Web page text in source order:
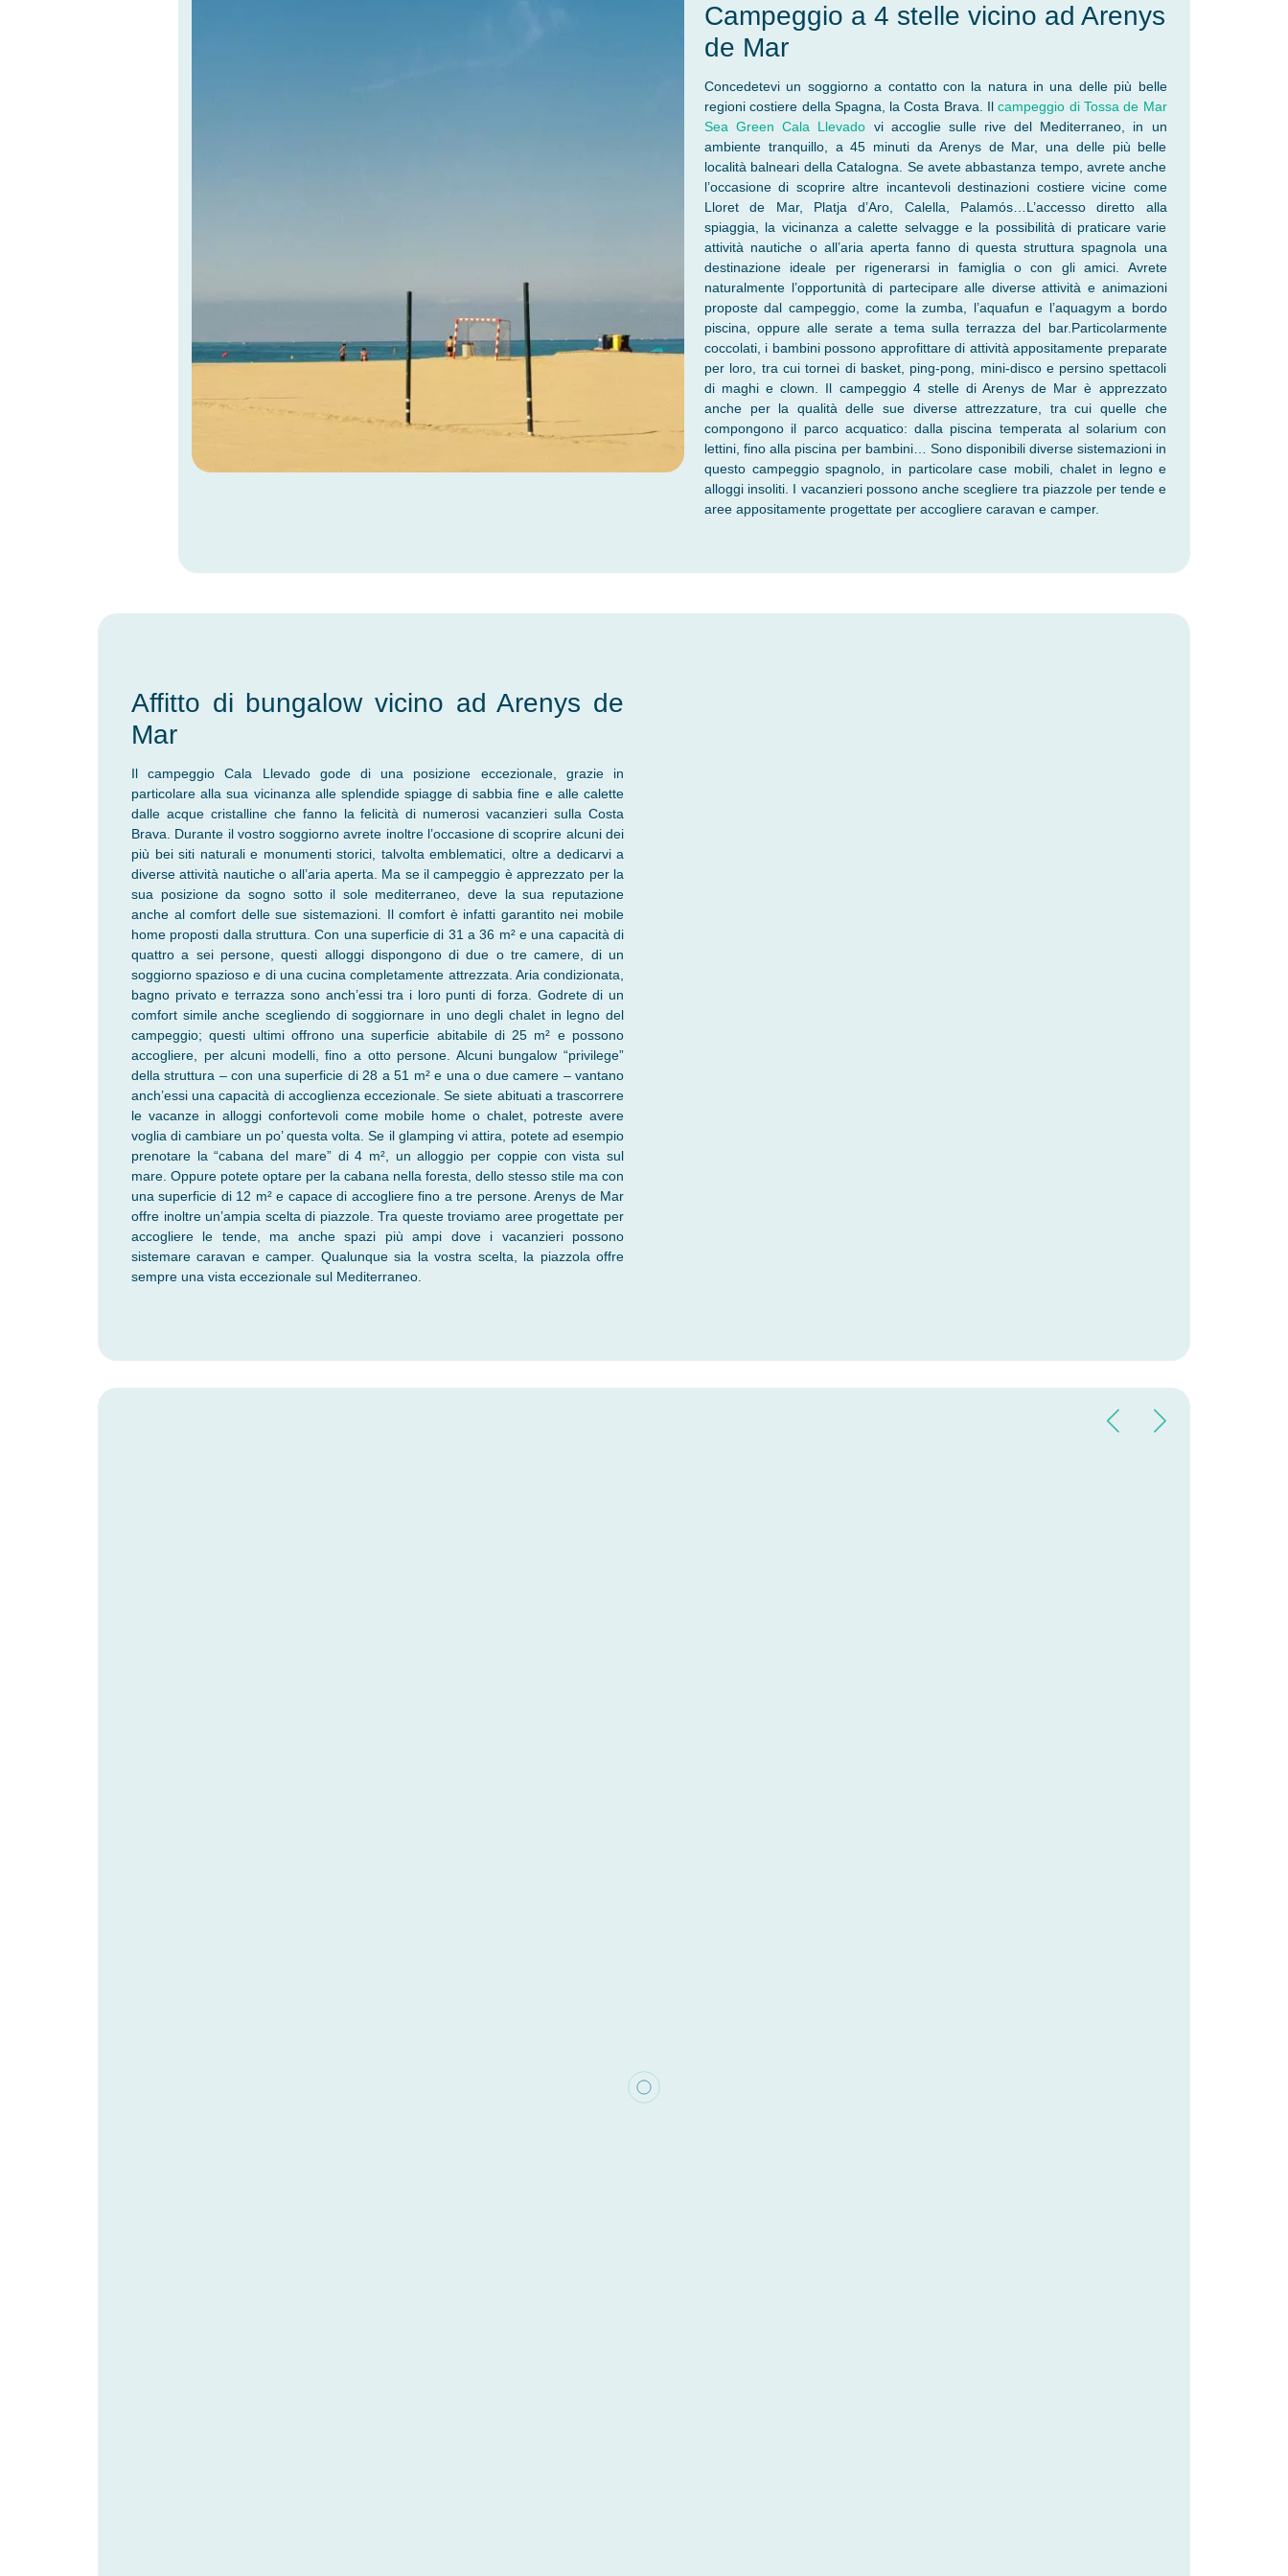
Campeggio a 4 stelle vicino ad Arenys
de Mar
Concedetevi un soggiorno a contatto con la natura in una delle più belle
regioni costiere della Spagna, la Costa Brava. Ilcampeggio di Tossa de Mar
Sea Green Cala Llevado vi accoglie sulle rive del Mediterraneo, in un
ambiente tranquillo, a 45 minuti da Arenys de Mar, una delle più belle
località balneari della Catalogna. Se avete abbastanza tempo, avrete anche
l’occasione di scoprire altre incantevoli destinazioni costiere vicine come
Lloret de Mar, Platja d’Aro, Calella, Palamós…L’accesso diretto alla
spiaggia, la vicinanza a calette selvagge e la possibilità di praticare varie
attività nautiche o all’aria aperta fanno di questa struttura spagnola una
destinazione ideale per rigenerarsi in famiglia o con gli amici. Avrete
naturalmente l’opportunità di partecipare alle diverse attività e animazioni
proposte dal campeggio, come la zumba, l’aquafun e l’aquagym a bordo
piscina, oppure alle serate a tema sulla terrazza del bar.Particolarmente
coccolati, i bambini possono approfittare di attività appositamente preparate
per loro, tra cui tornei di basket, ping-pong, mini-disco e persino spettacoli
di maghi e clown. Il campeggio 4 stelle di Arenys de Mar è apprezzato
anche per la qualità delle sue diverse attrezzature, tra cui quelle che
compongono il parco acquatico: dalla piscina temperata al solarium con
lettini, fino alla piscina per bambini… Sono disponibili diverse sistemazioni in
questo campeggio spagnolo, in particolare case mobili, chalet in legno e
alloggi insoliti. I vacanzieri possono anche scegliere tra piazzole per tende e
aree appositamente progettate per accogliere caravan e camper.
Affitto di bungalow vicino ad Arenys de
Mar
Il campeggio Cala Llevado gode di una posizione eccezionale, grazie in
particolare alla sua vicinanza alle splendide spiagge di sabbia fine e alle calette
dalle acque cristalline che fanno la felicità di numerosi vacanzieri sulla Costa
Brava. Durante il vostro soggiorno avrete inoltre l’occasione di scoprire alcuni dei
più bei siti naturali e monumenti storici, talvolta emblematici, oltre a dedicarvi a
diverse attività nautiche o all’aria aperta. Ma se il campeggio è apprezzato per la
sua posizione da sogno sotto il sole mediterraneo, deve la sua reputazione
anche al comfort delle sue sistemazioni. Il comfort è infatti garantito nei mobile
home proposti dalla struttura. Con una superficie di 31 a 36 m² e una capacità di
quattro a sei persone, questi alloggi dispongono di due o tre camere, di un
soggiorno spazioso e di una cucina completamente attrezzata. Aria condizionata,
bagno privato e terrazza sono anch’essi tra i loro punti di forza. Godrete di un
comfort simile anche scegliendo di soggiornare in uno degli chalet in legno del
campeggio; questi ultimi offrono una superficie abitabile di 25 m² e possono
accogliere, per alcuni modelli, fino a otto persone. Alcuni bungalow “privilege”
della struttura – con una superficie di 28 a 51 m² e una o due camere – vantano
anch’essi una capacità di accoglienza eccezionale. Se siete abituati a trascorrere
le vacanze in alloggi confortevoli come mobile home o chalet, potreste avere
voglia di cambiare un po’ questa volta. Se il glamping vi attira, potete ad esempio
prenotare la “cabana del mare” di 4 m², un alloggio per coppie con vista sul
mare. Oppure potete optare per la cabana nella foresta, dello stesso stile ma con
una superficie di 12 m² e capace di accogliere fino a tre persone. Arenys de Mar
offre inoltre un’ampia scelta di piazzole. Tra queste troviamo aree progettate per
accogliere le tende, ma anche spazi più ampi dove i vacanzieri possono
sistemare caravan e camper. Qualunque sia la vostra scelta, la piazzola offre
sempre una vista eccezionale sul Mediterraneo.